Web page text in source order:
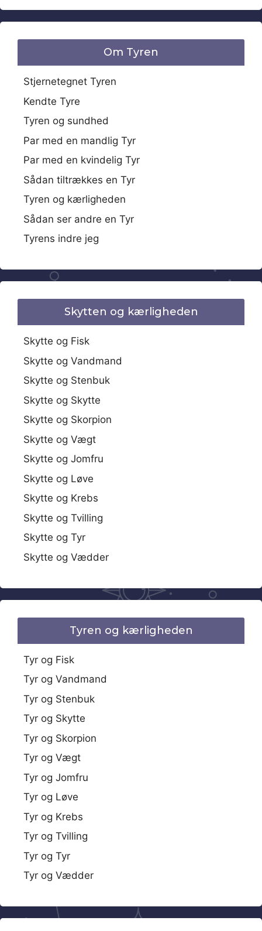
Om Tyren
Stjernetegnet Tyren
Kendte Tyre
Tyren og sundhed
Par med en mandlig Tyr
Par med en kvindelig Tyr
Sådan tiltrækkes en Tyr
Tyren og kærligheden
Sådan ser andre en Tyr
Tyrens indre jeg
Skytten og kærligheden
Skytte og Fisk
Skytte og Vandmand
Skytte og Stenbuk
Skytte og Skytte
Skytte og Skorpion
Skytte og Vægt
Skytte og Jomfru
Skytte og Løve
Skytte og Krebs
Skytte og Tvilling
Skytte og Tyr
Skytte og Vædder
Tyren og kærligheden
Tyr og Fisk
Tyr og Vandmand
Tyr og Stenbuk
Tyr og Skytte
Tyr og Skorpion
Tyr og Vægt
Tyr og Jomfru
Tyr og Løve
Tyr og Krebs
Tyr og Tvilling
Tyr og Tyr
Tyr og Vædder